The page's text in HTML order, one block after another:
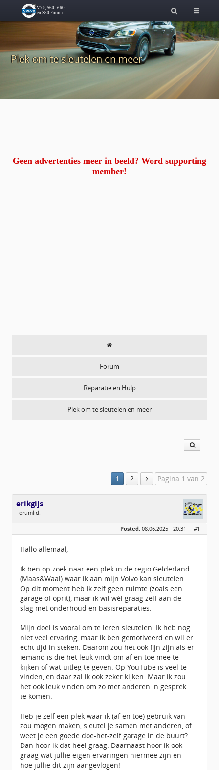
Plek om te sleutelen en meer
Geen advertenties meer in beeld? Word supporting
member!
Forum
Reparatie en Hulp
Plek om te sleutelen en meer
1 2 Pagina 1 van 2
erikgijs
Forumlid.
Geslacht:
n/a
Geregistreerd:02 / 2025
Posted: 08.06.2025 - 20:31 · #1
Hallo allemaal,
Ik ben op zoek naar een plek in de regio Gelderland
(Maas&Waal) waar ik aan mijn Volvo kan sleutelen.
Op dit moment heb ik zelf geen ruimte (zoals een
garage of oprit), maar ik wil wél graag zelf aan de
slag met onderhoud en basisreparaties.
Mijn doel is vooral om te leren sleutelen. Ik heb nog
niet veel ervaring, maar ik ben gemotiveerd en wil er
echt tijd in steken. Daarom zou het ook fijn zijn als er
iemand is die het leuk vindt om af en toe mee te
kijken of wat uitleg te geven. Op YouTube is veel te
vinden, en daar zal ik ook zeker kijken. Maar ik zou
het ook leuk vinden om zo met anderen in gesprek
te komen.
Heb je zelf een plek waar ik (af en toe) gebruik van
zou mogen maken, sleutel je samen met anderen, of
weet je een goede doe-het-zelf garage in de buurt?
Dan hoor ik dat heel graag. Daarnaast hoor ik ook
graag wat jullie eigen ervaringen hiermee zijn en
hoe jullie dit zijn aangevlogen!